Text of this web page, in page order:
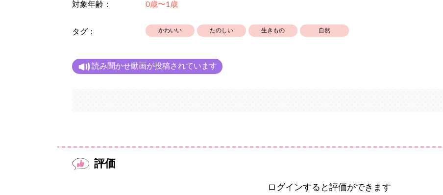
対象年齢： 0歳〜1歳
タグ： かわいい たのしい 生きもの 自然
読み聞かせ動画が投稿されています
評価
ログインすると評価ができます